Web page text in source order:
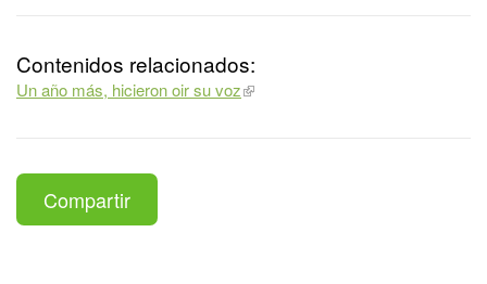
Contenidos relacionados:
Un año más, hicieron oir su voz
Compartir